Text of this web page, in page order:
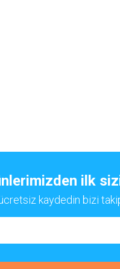
ilk
kaydedin bizi